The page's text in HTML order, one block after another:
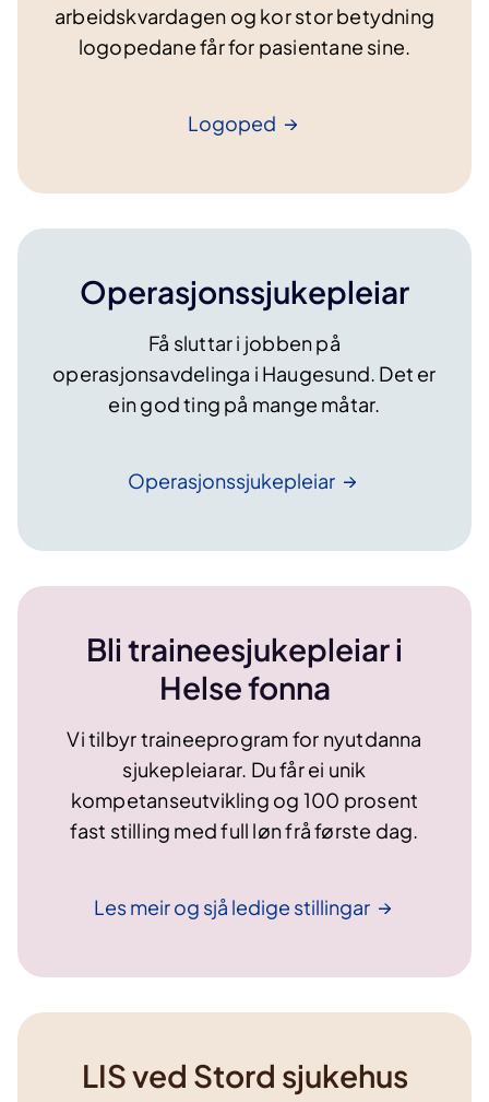
arbeidskvardagen og kor stor betydning
logopedane får for pasientane sine.
Logoped
Operasjonssjukepleiar
Få sluttar i jobben på
operasjonsavdelinga i Haugesund. Det er
ein god ting på mange måtar.
Operasjonssjukepleiar
Bli traineesjukepleiar i
Helse fonna
Vi tilbyr traineeprogram for nyutdanna
sjukepleiarar. Du får ei unik
kompetanseutvikling og 100 prosent
fast stilling med full løn frå første dag.
Les meir og sjå ledige stillingar
LIS ved Stord sjukehus